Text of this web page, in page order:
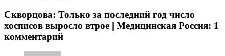
Скворцова: Только за последний год число
хосписов выросло втрое | Медицинская Россия: 1
комментарий